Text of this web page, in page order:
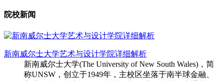
院校新闻
新南威尔士大学艺术与设计学院详细解析
新南威尔士大学(The University of New South Wales)，简
称UNSW，创立于1949年，主校区坐落于南半球金融、